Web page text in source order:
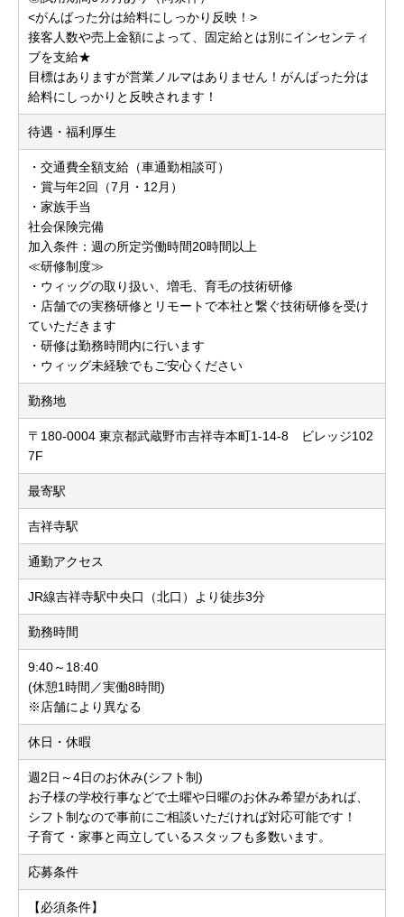
<がんばった分は給料にしっかり反映！>
接客人数や売上金額によって、固定給とは別にインセンティ
ブを支給★
目標はありますが営業ノルマはありません！がんばった分は
給料にしっかりと反映されます！
待遇・福利厚生
・交通費全額支給（車通勤相談可）
・賞与年2回（7月・12月）
・家族手当
社会保険完備
加入条件：週の所定労働時間20時間以上
≪研修制度≫
・ウィッグの取り扱い、増毛、育毛の技術研修
・店舗での実務研修とリモートで本社と繋ぐ技術研修を受け
ていただきます
・研修は勤務時間内に行います
・ウィッグ未経験でもご安心ください
勤務地
〒180-0004 東京都武蔵野市吉祥寺本町1-14-8 ビレッジ102
7F
最寄駅
吉祥寺駅
通勤アクセス
JR線吉祥寺駅中央口（北口）より徒歩3分
勤務時間
9:40～18:40
(休憩1時間／実働8時間)
※店舗により異なる
休日・休暇
週2日～4日のお休み(シフト制)
お子様の学校行事などで土曜や日曜のお休み希望があれば、
シフト制なので事前にご相談いただければ対応可能です！
子育て・家事と両立しているスタッフも多数います。
応募条件
【必須条件】